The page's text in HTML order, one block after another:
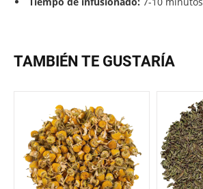
TAMBIÉN TE GUSTARÍA